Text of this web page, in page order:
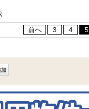
前へ 3 4 5